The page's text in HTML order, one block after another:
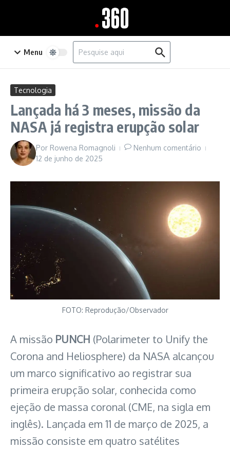
Menu
Procurar por:
Tecnologia
Lançada há 3 meses, missão da
NASA já registra erupção solar
Por Rowena Romagnoli
Nenhum comentário
12 de junho de 2025
FOTO: Reprodução/Observador
A missão PUNCH (Polarimeter to Unify the
Corona and Heliosphere) da NASA alcançou
um marco significativo ao registrar sua
primeira erupção solar, conhecida como
ejeção de massa coronal (CME, na sigla em
inglês). Lançada em 11 de março de 2025, a
missão consiste em quatro satélites